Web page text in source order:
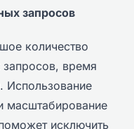
запросов
количество
время
Использование
масштабирование
исключить